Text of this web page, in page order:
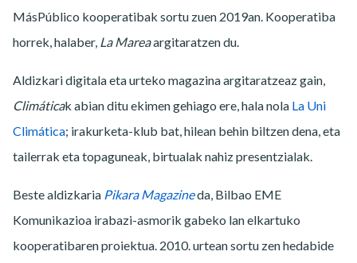
MásPúblico kooperatibak sortu zuen 2019an. Kooperatiba
horrek, halaber, La Mareaargitaratzen du.
Aldizkari digitala eta urteko magazina argitaratzeaz gain,
Climáticak abian ditu ekimen gehiago ere, hala nola La Uni
Climática; irakurketa-klub bat, hilean behin biltzen dena, eta
tailerrak eta topaguneak, birtualak nahiz presentzialak.
Beste aldizkaria Pikara Magazineda, Bilbao EME
Komunikazioa irabazi-asmorik gabeko lan elkartuko
kooperatibaren proiektua. 2010. urtean sortu zen hedabide